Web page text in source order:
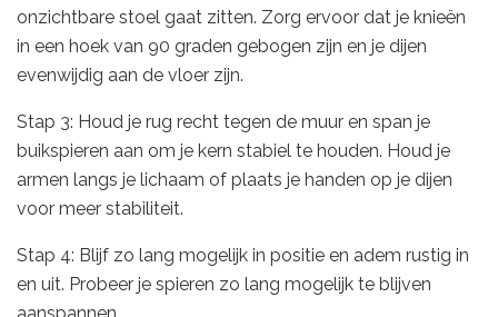
onzichtbare stoel gaat zitten. Zorg ervoor dat je knieën
in een hoek van 90 graden gebogen zijn en je dijen
evenwijdig aan de vloer zijn.
Stap 3: Houd je rug recht tegen de muur en span je
buikspieren aan om je kern stabiel te houden. Houd je
armen langs je lichaam of plaats je handen op je dijen
voor meer stabiliteit.
Stap 4: Blijf zo lang mogelijk in positie en adem rustig in
en uit. Probeer je spieren zo lang mogelijk te blijven
aanspannen.